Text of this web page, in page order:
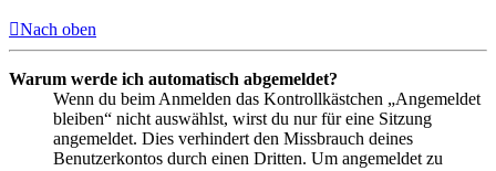
Nach oben
Warum werde ich automatisch abgemeldet?
Wenn du beim Anmelden das Kontrollkästchen „Angemeldet
bleiben“ nicht auswählst, wirst du nur für eine Sitzung
angemeldet. Dies verhindert den Missbrauch deines
Benutzerkontos durch einen Dritten. Um angemeldet zu